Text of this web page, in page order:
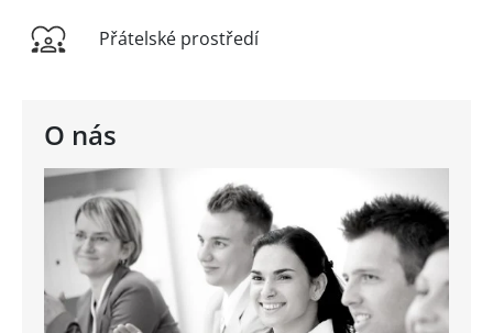
O nás
Přátelské prostředí